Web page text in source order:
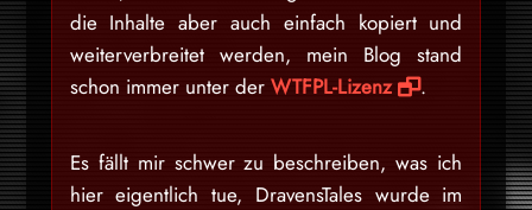
die Inhalte aber auch einfach kopiert und
weiterverbreitet werden, mein Blog stand
schon immer unter der WTFPL-Lizenz .
Es fällt mir schwer zu beschreiben, was ich
hier eigentlich tue, DravensTales wurde im